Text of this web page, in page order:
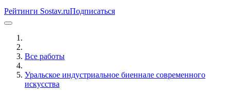
Рейтинги Sostav.ruПодписаться
Все работы
Уральское индустриальное биеннале современного
искусства